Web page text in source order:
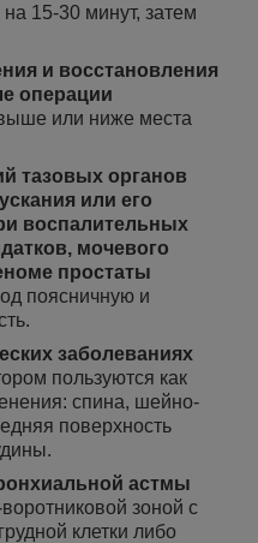
15-30 минут, затем
и восстановления
операции
или ниже места
тазовых органов
или его
воспалительных
мочевого
простаты
поясничную и
заболеваниях
пользуются как
спина, шейно-
поверхность
астмы
зоной с
клетки либо